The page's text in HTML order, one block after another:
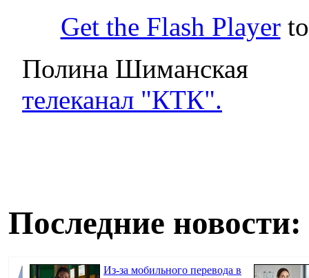
Get the Flash Playerto
Полина Шиманская
телеканал "КТК".
Последние новости:
Из-за мобильного перевода в